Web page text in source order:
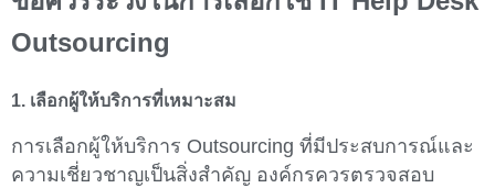
Outsourcing
1. เลือกผู้ให้บริการที่เหมาะสม
การเลือกผู้ให้บริการ Outsourcing ที่มีประสบการณ์และ
ความเชี่ยวชาญเป็นสิ่งสำคัญ องค์กรควรตรวจสอบ